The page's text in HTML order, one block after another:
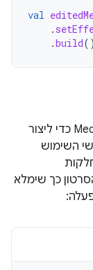
val
.
.build()
אפשר להרחיב את האפקטים שכלולים ב-Media3 כדי ליצור
השימוש
כך שימלא